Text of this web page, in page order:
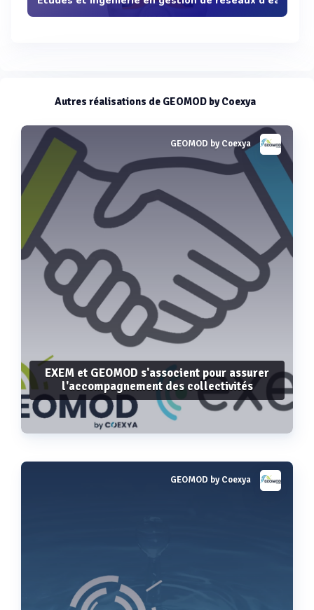
Autres réalisations de GEOMOD by Coexya
GEOMOD by Coexya
EXEM et GEOMOD s'associent pour assurer
l'accompagnement des collectivités
Voir plusGEOMOD by Coexya